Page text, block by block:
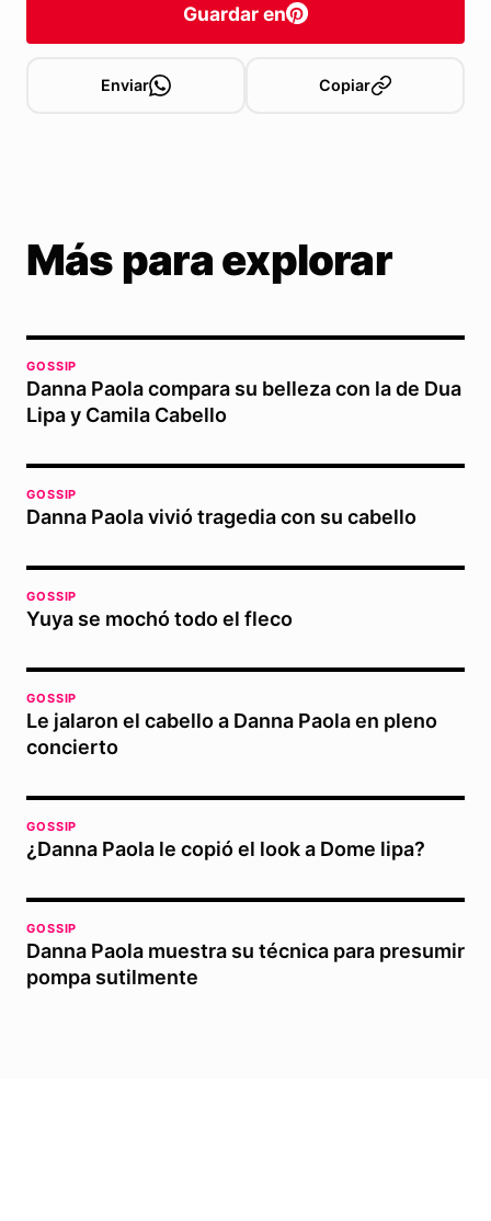
Guardar en
Enviar Copiar
Más para explorar
GOSSIP
Danna Paola compara su belleza con la de Dua
Lipa y Camila Cabello
GOSSIP
Danna Paola vivió tragedia con su cabello
GOSSIP
Yuya se mochó todo el fleco
GOSSIP
Le jalaron el cabello a Danna Paola en pleno
concierto
GOSSIP
¿Danna Paola le copió el look a Dome lipa?
GOSSIP
Danna Paola muestra su técnica para presumir
pompa sutilmente